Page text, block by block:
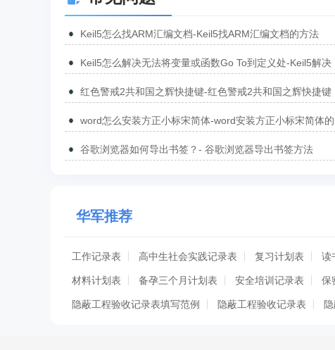
Keil5怎么找ARM汇编文档-Keil5找ARM汇编文档的方法
Keil5怎么解决无法将变量或函数Go To到定义处-Keil5解决
红色警戒2共和国之辉快捷键-红色警戒2共和国之辉快捷键
word怎么安装方正小标宋简体-word安装方正小标宋简体的
谷歌浏览器如何导出书签？- 谷歌浏览器导出书签方法
华军推荐
工作记录表 高中生社会实践记录表 复习计划表 读
材料计划表 备孕三个月计划表 安全培训记录表 保
隐蔽工程验收记录表填写范例 隐蔽工程验收记录表